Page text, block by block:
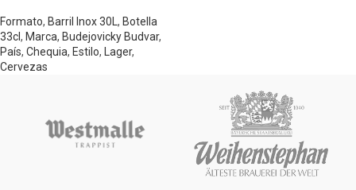
Formato, Barril Inox 30L , Botella
33cl, Marca, Budejovicky Budvar,
País, Chequia, Estilo, Lager,
Cervezas